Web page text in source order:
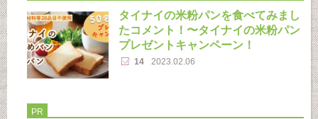
タイナイの米粉パンを食べてみまし
たコメント！〜タイナイの米粉パン
プレゼントキャンペーン！
14 2023.02.06
PR